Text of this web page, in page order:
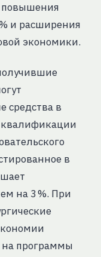
повышения
и расширения
экономики.
средства в
в
на 3 %. При
программы